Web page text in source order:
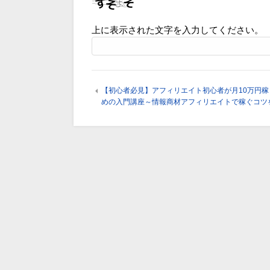
上に表示された文字を入力してください。
【初心者必見】アフィリエイト初心者が月10万円稼
めの入門講座～情報商材アフィリエイトで稼ぐコツ